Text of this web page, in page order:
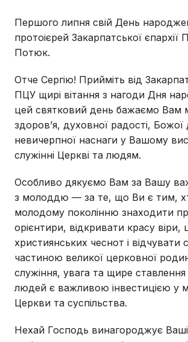
Першого липня свій День
протоієрей Закарпатської єпархії
Потюк.
Отче Сергію! Прийміть від
ПЦУ щирі вітання з нагоди Дня
цей святковий день бажаємо Вам
здоров’я, духовної радості,
невичерпної наснаги у Вашому
служінні Церкві та людям.
Особливо дякуємо Вам за Вашу
з молоддю — за те, що Ви є тим,
молодому поколінню знаходити
орієнтири, відкривати красу віри,
християнських чеснот і відчувати
частиною великої церковної
служіння, увага та щире
людей є важливою інвестицією у
Церкви та суспільства.
Нехай Господь винагороджує